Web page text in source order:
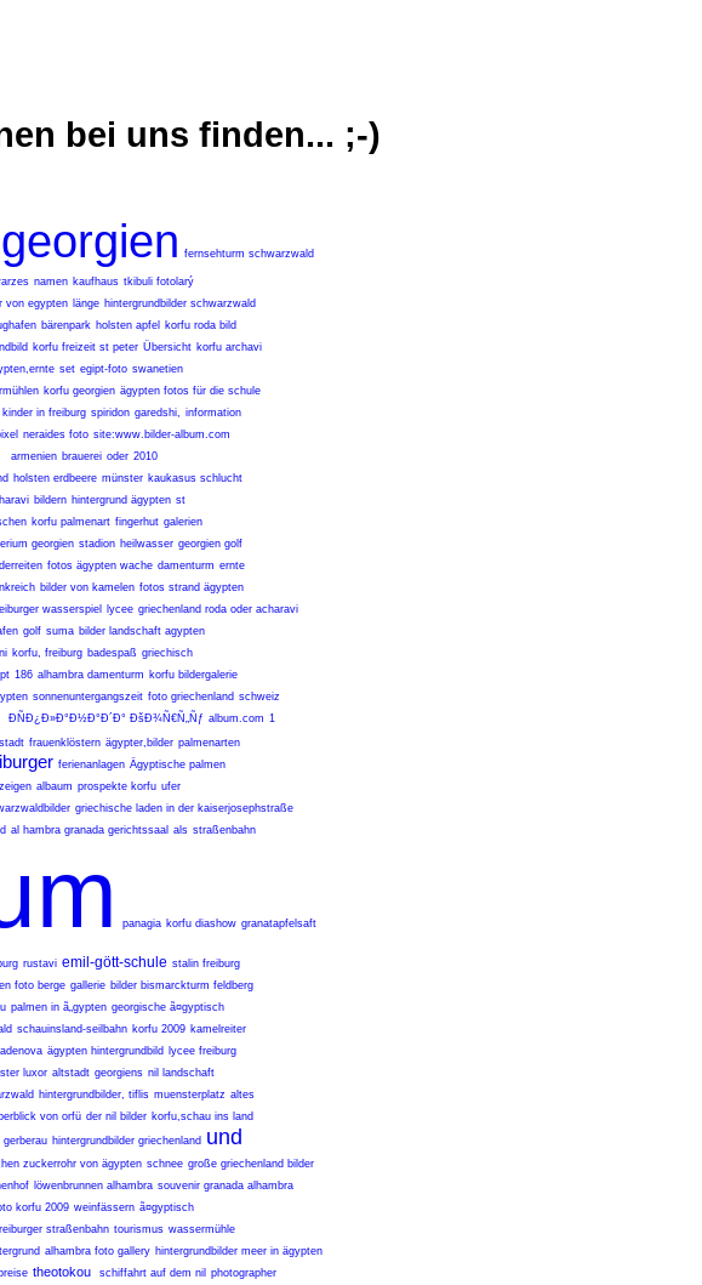
bei uns finden... ;-)
georgien fernsehturm schwarzwald
namen kaufhaus tkibuli fotolarý
von egypten länge hintergrundbilder schwarzwald
bärenpark holsten apfel
korfu roda bild
korfu freizeit st peter Übersicht korfu archavi
set egipt-foto swanetien
korfu georgien ägypten fotos für die schule
in freiburg spiridon garedshi, information
neraides foto site:www.bilder-album.com
armenien brauerei oder 2010
holsten erdbeere münster kaukasus schlucht
bildern hintergrund ägypten st
korfu palmenart fingerhut galerien
georgien stadion heilwasser georgien golf
fotos ägypten wache damenturm ernte
bilder von kamelen fotos strand ägypten
wasserspiel lycee griechenland roda oder acharavi
golf suma bilder landschaft agypten
korfu, freiburg badespaß griechisch
186 alhambra damenturm korfu bildergalerie
sonnenuntergangszeit foto griechenland schweiz
Ð­ÑÐ¿Ð»Ð°Ð½Ð°Ð´Ð° ÐšÐ¾Ñ€Ñ„Ñƒ album.com 1
frauenklöstern ägypter,bilder palmenarten
ferienanlagen Ägyptische palmen
albaum prospekte korfu ufer
griechische laden in der kaiserjosephstraße
al hambra granada gerichtssaal als straßenbahn
panagia korfu diashow granatapfelsaft
rustavi emil-gött-schule stalin freiburg
foto berge gallerie bilder bismarckturm feldberg
palmen in ã„gypten georgische ã¤gyptisch
schauinsland-seilbahn korfu 2009 kamelreiter
ägypten hintergrundbild
lycee freiburg
luxor altstadt georgiens nil landschaft
hintergrundbilder, tiflis muensterplatz altes
von orfü der nil bilder korfu,schau ins land
gerberau hintergrundbilder griechenland und
zuckerrohr von ägypten schnee große griechenland bilder
löwenbrunnen alhambra souvenir granada alhambra
korfu 2009 weinfässern ã¤gyptisch
straßenbahn tourismus wassermühle
alhambra foto gallery hintergrundbilder meer in ägypten
theotokou schiffahrt auf dem nil photographer